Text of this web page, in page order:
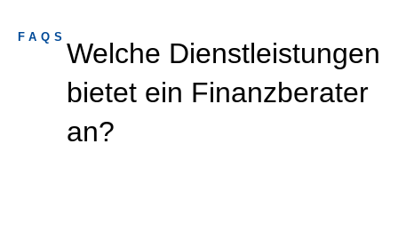
FAQS
Welche Dienstleistungen
bietet ein Finanzberater
an?